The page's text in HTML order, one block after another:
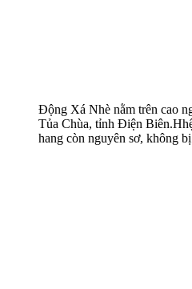
Động Xá Nhè nằm trên cao
Tủa Chùa, tỉnh Điện
hang còn nguyên sơ, không